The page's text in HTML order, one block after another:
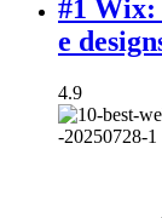
#1
e
4.9